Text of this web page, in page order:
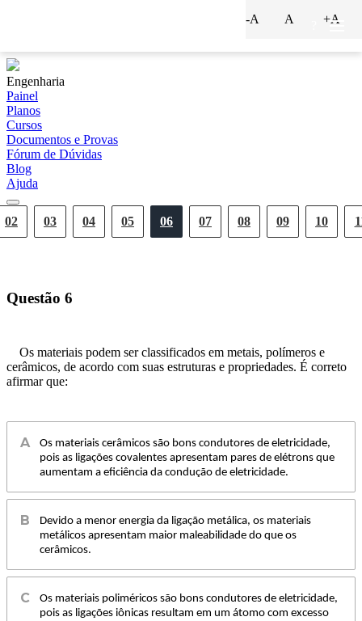
Engenharia
Painel
Planos
Cursos
Documentos e Provas
Fórum de Dúvidas
Blog
Ajuda
02 03 04 05 06 07 08 09 10
-A A +A
Questão 6
Os materiais podem ser classificados em metais, polímeros e
cerâmicos, de acordo com suas estruturas e propriedades. É correto
afirmar que:
Os materiais cerâmicos são bons condutores de eletricidade,
pois as ligações covalentes apresentam pares de elétrons que
aumentam a eficiência da condução de eletricidade.
Devido a menor energia da ligação metálica, os materiais
metálicos apresentam maior maleabilidade do que os
cerâmicos.
Os materiais poliméricos são bons condutores de eletricidade,
pois as ligações iônicas resultam em um átomo com excesso